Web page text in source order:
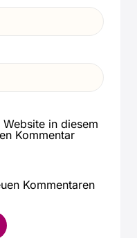
in diesem
Kommentar
Kommentaren